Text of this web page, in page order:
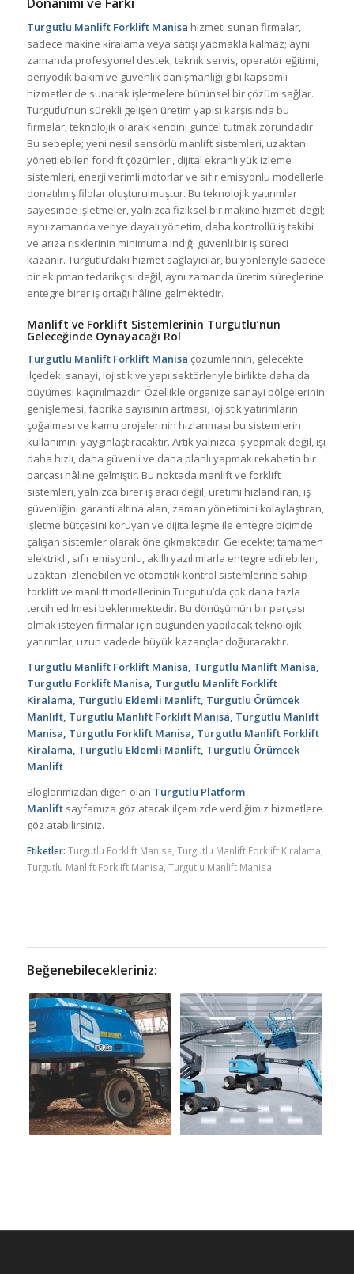
Turgutlu Manlift Forklift Manisa hizmeti sunan firmalar,
sadece makine kiralama veya satışı yapmakla kalmaz; aynı
zamanda profesyonel destek, teknik servis, operatör eğitimi,
periyodik bakım ve güvenlik danışmanlığı gibi kapsamlı
hizmetler de sunarak işletmelere bütünsel bir çözüm sağlar.
Turgutlu’nun sürekli gelişen üretim yapısı karşısında bu
firmalar, teknolojik olarak kendini güncel tutmak zorundadır.
Bu sebeple; yeni nesil sensörlü manlift sistemleri, uzaktan
yönetilebilen forklift çözümleri, dijital ekranlı yük izleme
sistemleri, enerji verimli motorlar ve sıfır emisyonlu modellerle
donatılmış filolar oluşturulmuştur. Bu teknolojik yatırımlar
sayesinde işletmeler, yalnızca fiziksel bir makine hizmeti değil;
aynı zamanda veriye dayalı yönetim, daha kontrollü iş takibi
ve arıza risklerinin minimuma indiği güvenli bir iş süreci
kazanır. Turgutlu’daki hizmet sağlayıcılar, bu yönleriyle sadece
bir ekipman tedarikçisi değil, aynı zamanda üretim süreçlerine
entegre birer iş ortağı hâline gelmektedir.
Manlift ve Forklift Sistemlerinin Turgutlu’nun
Geleceğinde Oynayacağı Rol
Turgutlu Manlift Forklift Manisa çözümlerinin, gelecekte
ilçedeki sanayi, lojistik ve yapı sektörleriyle birlikte daha da
büyümesi kaçınılmazdır. Özellikle organize sanayi bölgelerinin
genişlemesi, fabrika sayısının artması, lojistik yatırımların
çoğalması ve kamu projelerinin hızlanması bu sistemlerin
kullanımını yaygınlaştıracaktır. Artık yalnızca iş yapmak değil, işi
daha hızlı, daha güvenli ve daha planlı yapmak rekabetin bir
parçası hâline gelmiştir. Bu noktada manlift ve forklift
sistemleri, yalnızca birer iş aracı değil; üretimi hızlandıran, iş
güvenliğini garanti altına alan, zaman yönetimini kolaylaştıran,
işletme bütçesini koruyan ve dijitalleşme ile entegre biçimde
çalışan sistemler olarak öne çıkmaktadır. Gelecekte; tamamen
elektrikli, sıfır emisyonlu, akıllı yazılımlarla entegre edilebilen,
uzaktan izlenebilen ve otomatik kontrol sistemlerine sahip
forklift ve manlift modellerinin Turgutlu’da çok daha fazla
tercih edilmesi beklenmektedir. Bu dönüşümün bir parçası
olmak isteyen firmalar için bugünden yapılacak teknolojik
yatırımlar, uzun vadede büyük kazançlar doğuracaktır.
Turgutlu Manlift Forklift Manisa, Turgutlu Manlift Manisa,
Turgutlu Forklift Manisa, Turgutlu Manlift Forklift
Kiralama, Turgutlu Eklemli Manlift, Turgutlu Örümcek
Manlift, Turgutlu Manlift Forklift Manisa, Turgutlu Manlift
Manisa, Turgutlu Forklift Manisa, Turgutlu Manlift Forklift
Kiralama, Turgutlu Eklemli Manlift, Turgutlu Örümcek
Manlift
Bloglarımızdan diğeri olan Turgutlu Platform
Manliftsayfamıza göz atarak ilçemizde verdiğimiz hizmetlere
göz atabilirsiniz.
Etiketler: Turgutlu Forklift Manisa Turgutlu Manlift Forklift Kiralama
Turgutlu Manlift Forklift Manisa Turgutlu Manlift Manisa
Beğenebilecekleriniz: